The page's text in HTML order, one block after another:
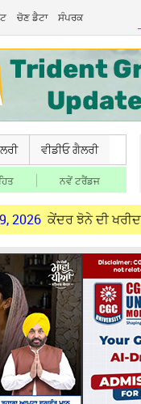
ਚੋਣ ਡੈਟਾ ਸੰਪਰਕ
ਵੀਡੀਓ ਗੈਲਰੀ
ਨਵੇਂ ਟਰੈਂਡਜ
ਝੋਨੇ ਦੀ ਖਰੀਦ ਤੋਂ ਪਹਿਲਾਂ